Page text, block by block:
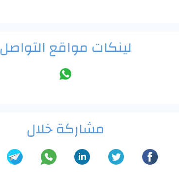
لينكات مواقع التواصل
مشاركة خلال